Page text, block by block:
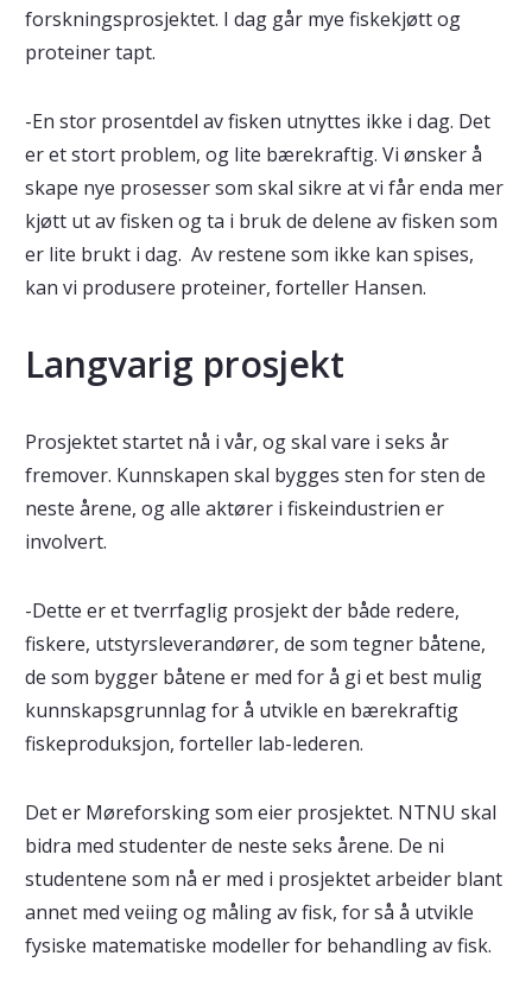
forskningsprosjektet. I dag går mye fiskekjøtt og
proteiner tapt.
-En stor prosentdel av fisken utnyttes ikke i dag. Det
er et stort problem, og lite bærekraftig. Vi ønsker å
skape nye prosesser som skal sikre at vi får enda mer
kjøtt ut av fisken og ta i bruk de delene av fisken som
er lite brukt i dag. Av restene som ikke kan spises,
kan vi produsere proteiner, forteller Hansen.
Langvarig prosjekt
Prosjektet startet nå i vår, og skal vare i seks år
fremover. Kunnskapen skal bygges sten for sten de
neste årene, og alle aktører i fiskeindustrien er
involvert.
-Dette er et tverrfaglig prosjekt der både redere,
fiskere, utstyrsleverandører, de som tegner båtene,
de som bygger båtene er med for å gi et best mulig
kunnskapsgrunnlag for å utvikle en bærekraftig
fiskeproduksjon, forteller lab-lederen.
Det er Møreforsking som eier prosjektet. NTNU skal
bidra med studenter de neste seks årene. De ni
studentene som nå er med i prosjektet arbeider blant
annet med veiing og måling av fisk, for så å utvikle
fysiske matematiske modeller for behandling av fisk.